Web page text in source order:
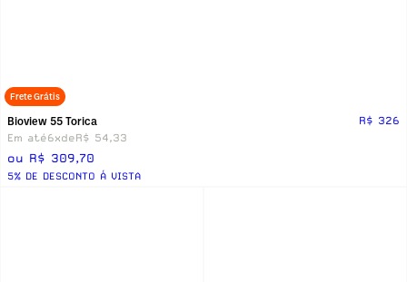
Frete Grátis
Bioview 55 Torica
R$ 326
Em até6xdeR$ 54,33
ou R$ 309,70
5% DE DESCONTO Á VISTA